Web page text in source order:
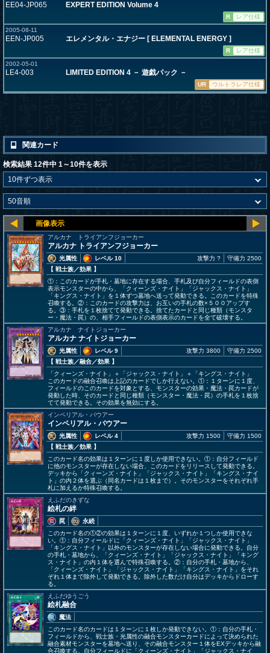
EE04-JP065 EXPERT EDITION Volume 4
R
レア仕様
2005-08-11
EEN-JP005 エレメンタル・エナジー [ ELEMENTAL ENERGY ]
R
レア仕様
2002-05-01
LE4-003 LIMITED EDITION 4 － 遊戯パック －
UR ウルトラレア仕様
関連カード
検索結果 12件中 1～10件を表示
アルカナ トライアンフジョーカー
アルカナ トライアンフジョーカー
光属性
レベル 10
【 戦士族／効果 】
攻撃力 ? 守備力 2500
①：このカードが手札・墓地に存在する場合、手札及び自分フィールドの表側
表示モンスターの中から、「クィーンズ・ナイト」「ジャックス・ナイト」
「キングス・ナイト」を１体ずつ墓地へ送って発動できる。このカードを特殊
召喚する。②：このカードの攻撃力は、お互いの手札の数×５００アップす
る。③：手札を１枚捨てて発動できる。捨てたカードと同じ種類（モンスタ
ー・魔法・罠）の、相手フィールドの表側表示のカードを全て破壊する。
アルカナ ナイトジョーカー
アルカナ ナイトジョーカー
光属性
レベル 9
【 戦士族／融合／効果 】
攻撃力 3800 守備力 2500
「クィーンズ・ナイト」＋「ジャックス・ナイト」＋「キングス・ナイト」
このカードの融合召喚は上記のカードでしか行えない。①：１ターンに１度、
フィールドのこのカードを対象とする、モンスターの効果・魔法・罠カードが
発動した時、そのカードと同じ種類（モンスター・魔法・罠）の手札を１枚捨
てて発動できる。その効果を無効にする。
インペリアル・バウアー
インペリアル・バウアー
光属性
レベル 4
【 戦士族／効果 】
攻撃力 1500 守備力 1500
このカード名の効果は１ターンに１度しか使用できない。①：自分フィールド
に他のモンスターが存在しない場合、このカードをリリースして発動できる。
デッキから「クィーンズ・ナイト」「ジャックス・ナイト」「キングス・ナイ
ト」の内２体を選ぶ（同名カードは１枚まで）。そのモンスターをそれぞれ手
札に加えるか特殊召喚する。
えふだのきずな
絵札の絆
罠
永続
このカード名の①②の効果は１ターンに１度、いずれか１つしか使用できな
い。①：自分フィールドに「クィーンズ・ナイト」「ジャックス・ナイト」
「キングス・ナイト」以外のモンスターが存在しない場合に発動できる。自分
の手札・墓地から、「クィーンズ・ナイト」「ジャックス・ナイト」「キング
ス・ナイト」の内１体を選んで特殊召喚する。②：自分の手札・墓地から、
「クィーンズ・ナイト」「ジャックス・ナイト」「キングス・ナイト」をそれ
ぞれ１体まで除外して発動できる。除外した数だけ自分はデッキからドローす
る。
えふだゆうごう
絵札融合
魔法
このカード名のカードは１ターンに１枚しか発動できない。①：自分の手札・
フィールドから、戦士族・光属性の融合モンスターカードによって決められた
融合素材モンスターを墓地へ送り、その融合モンスター１体をEXデッキから融
合召喚する。自分フィールドに「クィーンズ・ナイト」「ジャックス・ナイ